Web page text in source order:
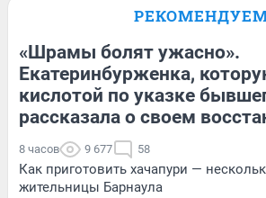
«Шрамы болят ужасно».
Екатеринбурженка,
кислотой по указке
рассказала о своем
8 часов 9 677 58
Как приготовить хачапури —
жительницы Барнаула